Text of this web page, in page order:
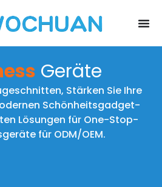
Geräte
Stärken Sie Ihre
Schönheitsgadget-
Lösungen für One-Stop-
für ODM/OEM.